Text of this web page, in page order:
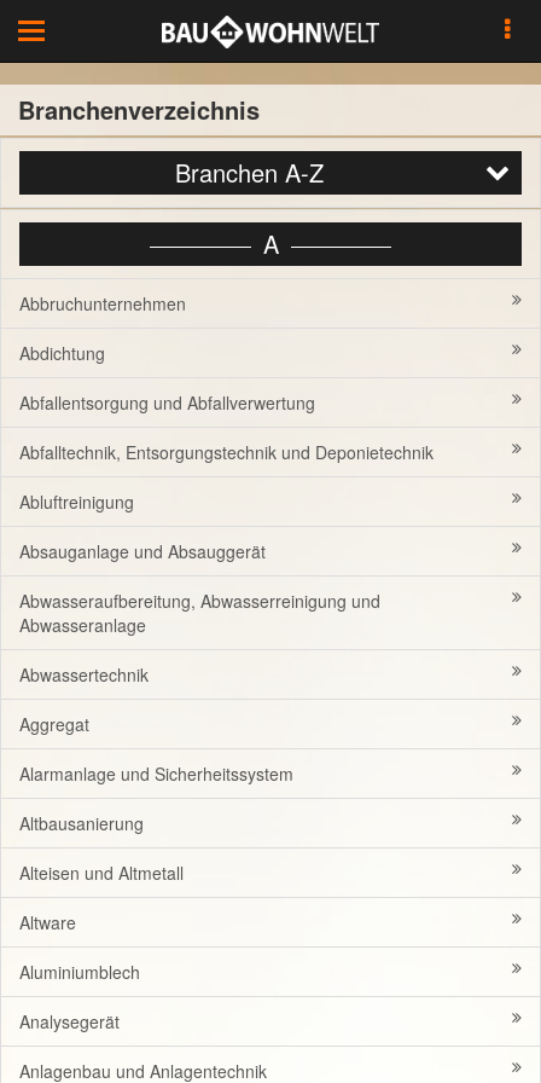
Toggle
navigation
Branchenverzeichnis
Branchen A-Z
A
Abbruchunternehmen
Abdichtung
Abfallentsorgung und Abfallverwertung
Abfalltechnik, Entsorgungstechnik und Deponietechnik
Abluftreinigung
Absauganlage und Absauggerät
Abwasseraufbereitung, Abwasserreinigung und
Abwasseranlage
Abwassertechnik
Aggregat
Alarmanlage und Sicherheitssystem
Altbausanierung
Alteisen und Altmetall
Altware
Aluminiumblech
Analysegerät
Anlagenbau und Anlagentechnik